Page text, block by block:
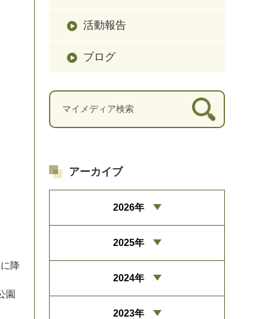
に 降
園
活動報告
ブログ
アーカイブ
2026年
2025年
2024年
2023年